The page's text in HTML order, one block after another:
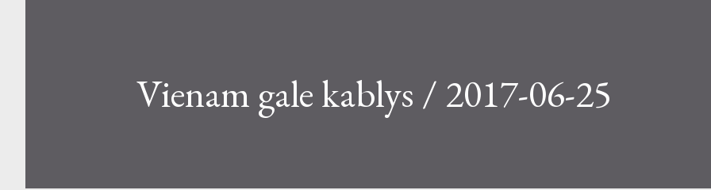
Vienam gale kablys / 2017-06-25